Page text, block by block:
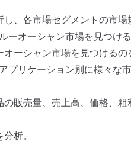
、各市場セグメントの市
オーシャン市場を見つける
ーシャン市場を見つける
プリケーション別に様々な
販売量、売上高、価格、粗
析。